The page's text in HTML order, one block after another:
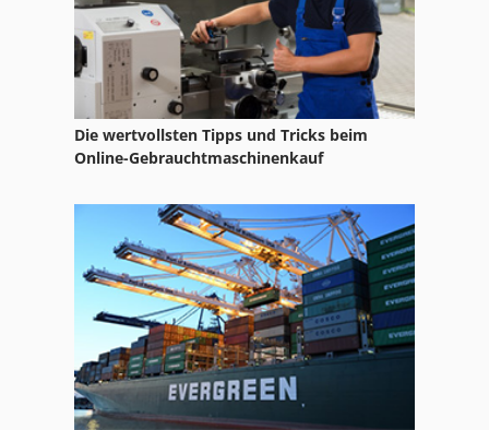
Trowalisieranlage
Die wertvollsten Tipps und Tricks beim
Online-Gebrauchtmaschinenkauf